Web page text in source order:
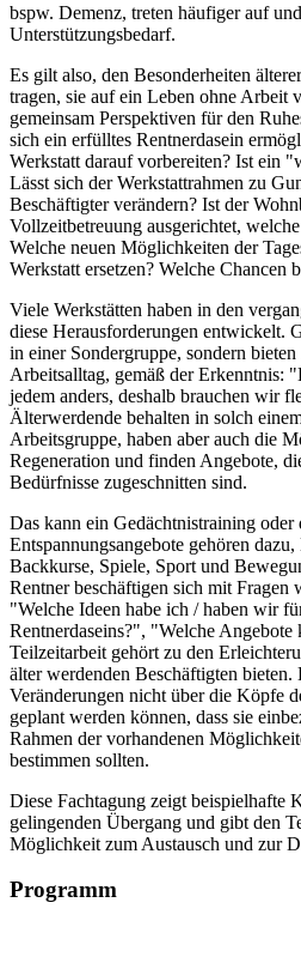
bspw. Demenz, treten häufiger auf
Unterstützungsbedarf.
Es gilt also, den Besonderheiten
tragen, sie auf ein Leben ohne Arbeit
gemeinsam Perspektiven für den
sich ein erfülltes Rentnerdasein
Werkstatt darauf vorbereiten? Ist ein
Lässt sich der Werkstattrahmen zu
Beschäftigter verändern? Ist der
Vollzeitbetreuung ausgerichtet,
Welche neuen Möglichkeiten der
Werkstatt ersetzen? Welche Chancen
Viele Werkstätten haben in den
diese Herausforderungen entwickelt.
in einer Sondergruppe, sondern
Arbeitsalltag, gemäß der Erkenntnis:
jedem anders, deshalb brauchen wir
Älterwerdende behalten in solch
Arbeitsgruppe, haben aber auch die
Regeneration und finden Angebote,
Bedürfnisse zugeschnitten sind.
Das kann ein Gedächtnistraining
Entspannungsangebote gehören
Backkurse, Spiele, Sport und
Rentner beschäftigen sich mit Fragen
"Welche Ideen habe ich / haben wir
Rentnerdaseins?", "Welche
Teilzeitarbeit gehört zu den
älter werdenden Beschäftigten bieten.
Veränderungen nicht über die Köpfe
geplant werden können, dass sie
Rahmen der vorhandenen
bestimmen sollten.
Diese Fachtagung zeigt beispielhafte
gelingenden Übergang und gibt den
Möglichkeit zum Austausch und zur
Programm